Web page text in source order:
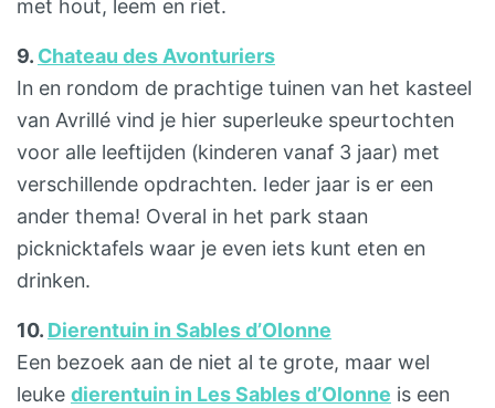
met hout, leem en riet.
9. Chateau des Avonturiers
In en rondom de prachtige tuinen van het kasteel
van Avrillé vind je hier superleuke speurtochten
voor alle leeftijden (kinderen vanaf 3 jaar) met
verschillende opdrachten. Ieder jaar is er een
ander thema! Overal in het park staan
picknicktafels waar je even iets kunt eten en
drinken.
10. Dierentuin in Sables d’Olonne
Een bezoek aan de niet al te grote, maar wel
leuke dierentuin in Les Sables d’Olonne is een